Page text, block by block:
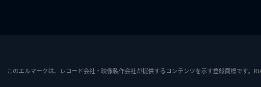
このエルマークは、レコード会社・映像製作会社が提供するコンテンツを示す登録商標です。